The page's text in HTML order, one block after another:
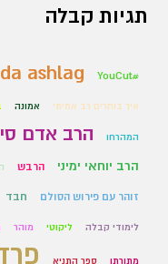
תגיות קבלה
#YouCut
ashlag
איך בוחרים רב אמיתי אמונה
המהרחו הרב אדם
הרב יוחאי ימיני הרבש
זוהר עם פירוש הסולם חבד
לימודי קבלה ליקוטי מוהר
מתורתו ספר התניא